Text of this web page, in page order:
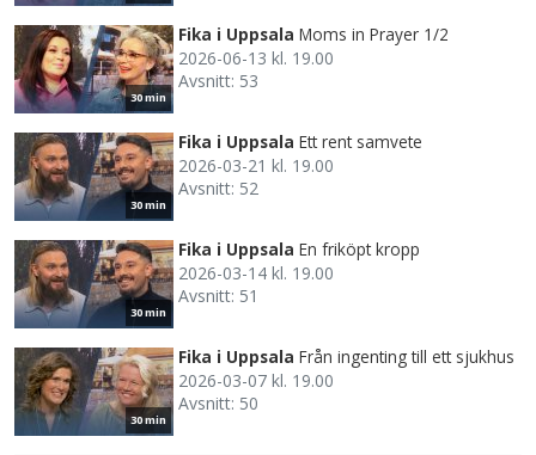
30 min
Fika i Uppsala Moms in Prayer 1/2
2026-06-13 kl. 19.00
Avsnitt: 53
30 min
Fika i Uppsala Ett rent samvete
2026-03-21 kl. 19.00
Avsnitt: 52
30 min
Fika i Uppsala En friköpt kropp
2026-03-14 kl. 19.00
Avsnitt: 51
30 min
Fika i Uppsala Från ingenting till ett sjukhus
2026-03-07 kl. 19.00
Avsnitt: 50